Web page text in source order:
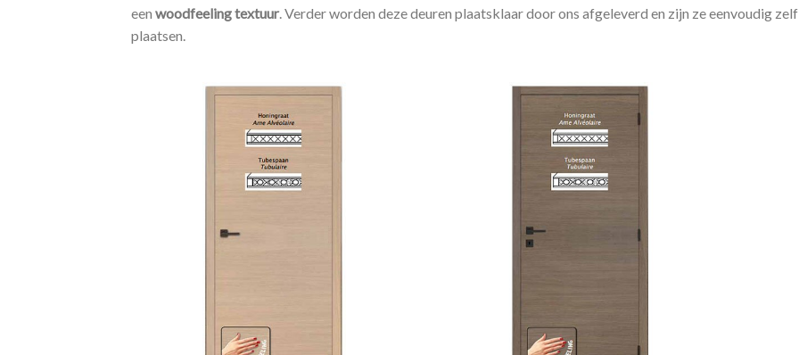
een woodfeeling textuur . Verder worden deze deuren plaatsklaar door ons afgeleverd en zijn ze eenvoudig
plaatsen.